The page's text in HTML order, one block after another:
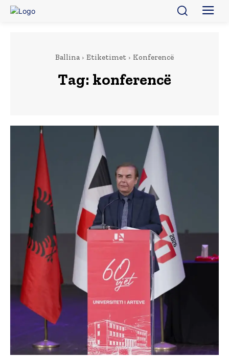
Ballina Etiketimet Konferencë
Tag: konferencë